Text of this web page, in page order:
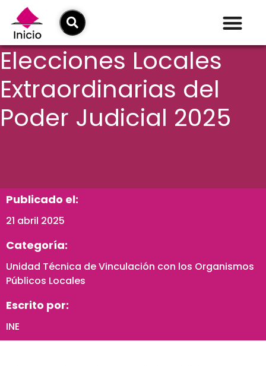
Elecciones Locales
Extraordinarias del
Poder Judicial 2025
Publicado el:
21 abril 2025
Categoría:
Unidad Técnica de Vinculación con los Organismos
Públicos Locales
Escrito por:
INE